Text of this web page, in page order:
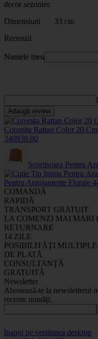
decor sezonier.
Dimensiuni 33 cm
Recenzii
Numele meu
Adaugă review
Coronita Rattan Color 20
340938.00
Scortisoara Pentru
Pentru Aranjamente Florale
COMANDĂ
RAPIDĂ
TRANSPORT GRATUIT
LA COMENZI MAI MARI
RETURNARE
14 ZILE
POSIBILITĂȚI MULTIPLE
DE PLATĂ
CONSULTANȚĂ
GRATUITĂ
Newsletter
Abonează-te la newsletterul
recente noutăți.
înapoi pe versiunea desktop